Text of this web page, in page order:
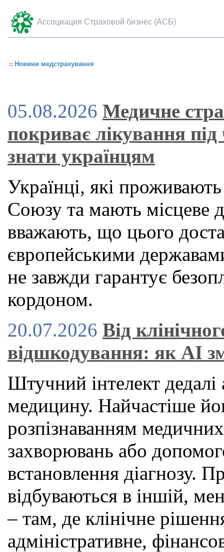
Ассоциация Страховой бизнес (АСБ)
Новини медстрахування
05.08.2026 Медичне
покриває лікування
знати українцям
Українці, які
Союзу та мають місцеве
вважають, що цього
європейськими
не завжди гарантує
кордоном.
20.07.2026 Від
відшкодування: як AI
Штучний інтелект
медицину. Найчастіше
розпізнаванням
захворювань або
встановлення діагнозу.
відбуваються в іншій,
– там, де клінічне
адміністративне,